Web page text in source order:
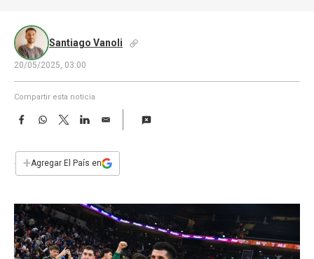
Santiago Vanoli
20/05/2025, 03:00
Compartir esta noticia
F
e
b
k
W
s
p
T
w
t
L
n
E
i
l
+Agregar El País en